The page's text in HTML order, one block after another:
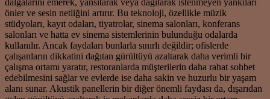
dalgalarını emerek, yansıtarak veya dağıtarak istenmeyen yankıları
önler ve sesin netliğini artırır. Bu teknoloji, özellikle müzik
stüdyoları, kayıt odaları, tiyatrolar, sinema salonları, konferans
salonları ve hatta ev sinema sistemlerinin bulunduğu odalarda
kullanılır. Ancak faydaları bunlarla sınırlı değildir; ofislerde
çalışanların dikkatini dağıtan gürültüyü azaltarak daha verimli bir
çalışma ortamı yaratır, restoranlarda müşterilerin daha rahat sohbet
edebilmesini sağlar ve evlerde ise daha sakin ve huzurlu bir yaşam
alanı sunar. Akustik panellerin bir diğer önemli faydası da, dışarıdan